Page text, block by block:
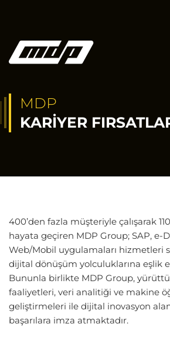
MDP
KARIYER
400’den fazla müşteriyle çalışarak
hayata geçiren MDP Group; SAP, e-
Web/Mobil uygulamaları hizmetleri
dijital dönüşüm yolculuklarına eşlik
Bununla birlikte MDP Group,
faaliyetleri, veri analitiği ve makine
geliştirmeleri ile dijital inovasyon
başarılara imza atmaktadır.